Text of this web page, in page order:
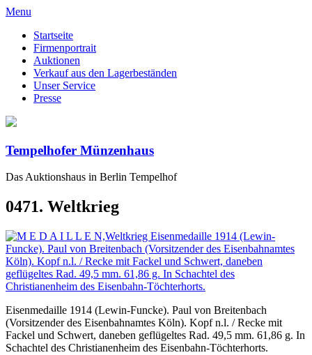
Menu
Startseite
Firmenportrait
Auktionen
Verkauf aus den Lagerbeständen
Unser Service
Presse
Tempelhofer Münzenhaus
Das Auktionshaus in Berlin Tempelhof
0471. Weltkrieg
Eisenmedaille 1914 (Lewin-Funcke). Paul von Breitenbach
(Vorsitzender des Eisenbahnamtes Köln). Kopf n.l. / Recke mit
Fackel und Schwert, daneben geflügeltes Rad. 49,5 mm. 61,86 g. In
Schachtel des Christianenheim des Eisenbahn-Töchterhorts.